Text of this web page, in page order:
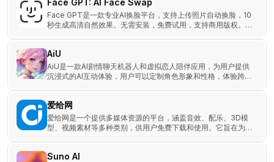
Face GPT: AI Face Swap
Face GPT是一款专业AI换脸平台，支持上传照片自动换脸，10
秒生成高清自然效果。无需安装，免费试用，支持商用版权。适
AiU
AiU是一款AI剧情聊天机器人和虚拟恋人陪伴应用，为用户提供
沉浸式的AI互动体验，用户可以定制角色形象和性格，体验跨次
爱给网
爱给网是一个提供多媒体资源的平台，涵盖音效、配乐、3D模
型、视频素材等多种类别，供用户免费下载和使用。它旨在为创
Suno AI